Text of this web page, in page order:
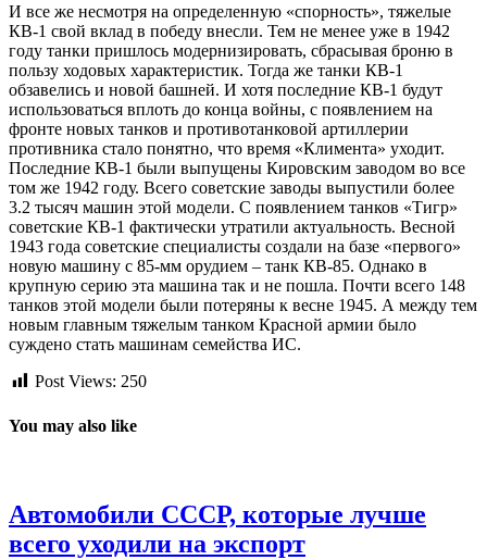
И все же несмотря на определенную «спорность», тяжелые
КВ-1 свой вклад в победу внесли. Тем не менее уже в 1942
году танки пришлось модернизировать, сбрасывая броню в
пользу ходовых характеристик. Тогда же танки КВ-1
обзавелись и новой башней. И хотя последние КВ-1 будут
использоваться вплоть до конца войны, с появлением на
фронте новых танков и противотанковой артиллерии
противника стало понятно, что время «Климента» уходит.
Последние КВ-1 были выпущены Кировским заводом во все
том же 1942 году. Всего советские заводы выпустили более
3.2 тысяч машин этой модели. С появлением танков «Тигр»
советские КВ-1 фактически утратили актуальность. Весной
1943 года советские специалисты создали на базе «первого»
новую машину с 85-мм орудием – танк КВ-85. Однако в
крупную серию эта машина так и не пошла. Почти всего 148
танков этой модели были потеряны к весне 1945. А между тем
новым главным тяжелым танком Красной армии было
суждено стать машинам семейства ИС.
Post Views: 250
You may also like
Автомобили СССР, которые лучше
всего уходили на экспорт